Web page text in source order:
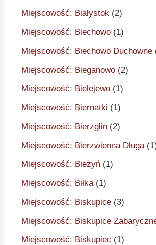
Miejscowość: Białystok (2)
Miejscowość: Biechowo (1)
Miejscowość: Biechowo Duchowne
Miejscowość: Bieganowo (2)
Miejscowość: Bielejewo (1)
Miejscowość: Biernatki (1)
Miejscowość: Bierzglin (2)
Miejscowość: Bierzwienna Długa (1)
Miejscowość: Bieżyń (1)
Miejscowość: Biłka(1)
Miejscowość: Biskupice (3)
Miejscowość: Biskupice
Miejscowość: Biskupiec (1)